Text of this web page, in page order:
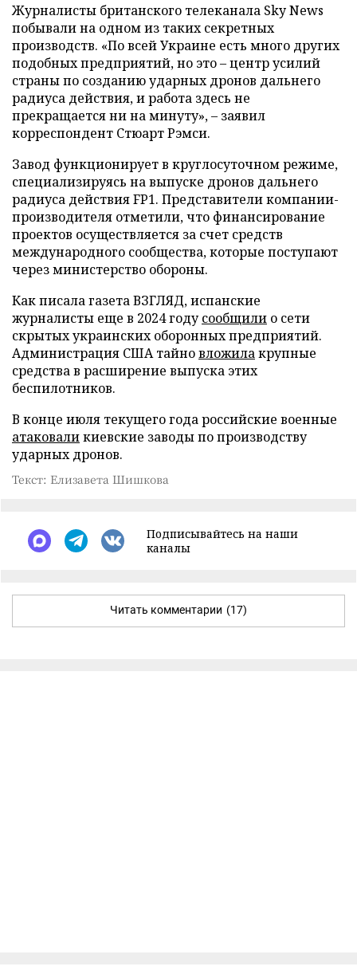
Журналисты британского телеканала Sky News
побывали на одном из таких секретных
производств. «По всей Украине есть много других
подобных предприятий, но это – центр усилий
страны по созданию ударных дронов дальнего
радиуса действия, и работа здесь не
прекращается ни на минуту», – заявил
корреспондент Стюарт Рэмси.
Завод функционирует в круглосуточном режиме,
специализируясь на выпуске дронов дальнего
радиуса действия FP1. Представители компании-
производителя отметили, что финансирование
проектов осуществляется за счет средств
международного сообщества, которые поступают
через министерство обороны.
Как писала газета ВЗГЛЯД, испанские
журналисты еще в 2024 годусообщили о сети
скрытых украинских оборонных предприятий.
Администрация США тайновложилакрупные
средства в расширение выпуска этих
беспилотников.
В конце июля текущего года российские военные
атаковаликиевские заводы по производству
ударных дронов.
Текст: Елизавета Шишкова
Подписывайтесь на наши
каналы
Читать комментарии (17)